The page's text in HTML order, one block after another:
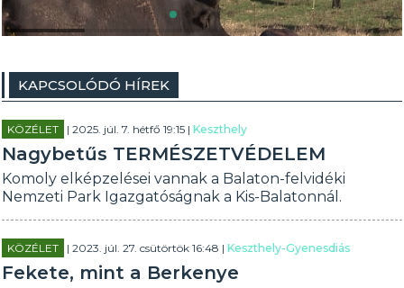
KAPCSOLÓDÓ HÍREK
KÖZÉLET | 2025. júl. 7. hétfő 19:15 |Keszthely
Nagybetűs TERMÉSZETVÉDELEM
Komoly elképzelései vannak a Balaton-felvidéki
Nemzeti Park Igazgatóságnak a Kis-Balatonnál.
KÖZÉLET | 2023. júl. 27. csütörtök 16:48 |Keszthely-Gyenesdiás
Fekete, mint a Berkenye